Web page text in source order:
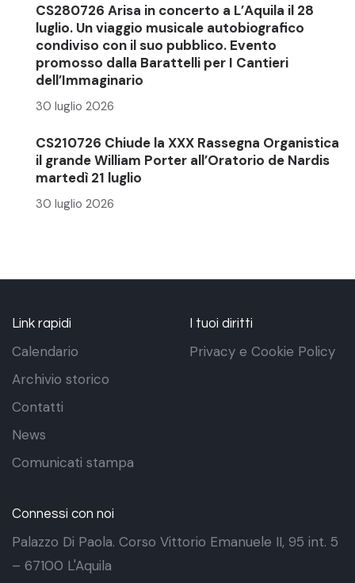
CS280726 Arisa in concerto a L’Aquila il 28
luglio. Un viaggio musicale autobiografico
condiviso con il suo pubblico. Evento
promosso dalla Barattelli per I Cantieri
dell’Immaginario
30 luglio 2026
CS210726 Chiude la XXX Rassegna Organistica
il grande William Porter all’Oratorio de Nardis
martedì 21 luglio
30 luglio 2026
Link rapidi
Calendario
Archivio storico
Contatti
News
Comunicati stampa
I tuoi diritti
Privacy e Cookie Policy
Connessi con noi
Palazzo Di Paola. Corso Vittorio Emanuele II, 95 int. 5
– 67100 L'Aquila